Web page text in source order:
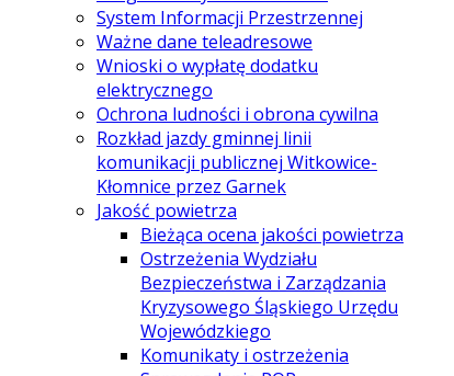
System Informacji Przestrzennej
Ważne dane teleadresowe
Wnioski o wypłatę dodatku
elektrycznego
Ochrona ludności i obrona cywilna
Rozkład jazdy gminnej linii
komunikacji publicznej Witkowice-
Kłomnice przez Garnek
Jakość powietrza
Bieżąca ocena jakości powietrza
Ostrzeżenia Wydziału
Bezpieczeństwa i Zarządzania
Kryzysowego Śląskiego Urzędu
Wojewódzkiego
Komunikaty i ostrzeżenia